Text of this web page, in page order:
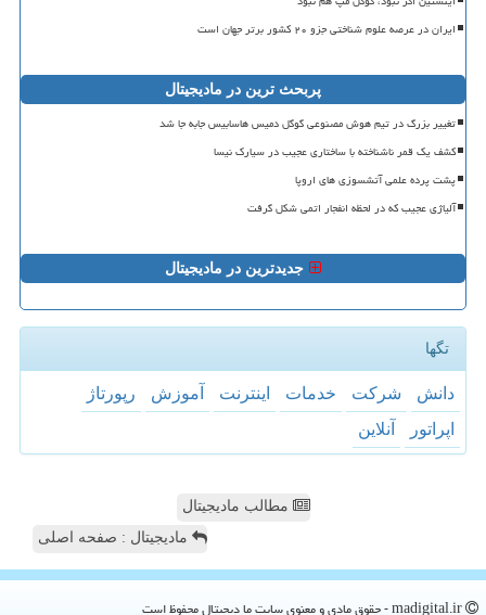
ایران در عرصه علوم شناختی جزو ۲۰ کشور برتر جهان است
پربحث ترین در مادیجیتال
تغییر بزرگ در تیم هوش مصنوعی گوگل دمیس هاسابیس جابه جا شد
کشف یک قمر ناشناخته با ساختاری عجیب در سیارک نیسا
پشت پرده علمی آتشسوزی های اروپا
آلیاژی عجیب که در لحظه انفجار اتمی شکل گرفت
جدیدترین در مادیجیتال
تگها
دانش شركت خدمات اینترنت آموزش
رپورتاژ
اپراتور
آنلاین
مطالب مادیجیتال
مادیجیتال : صفحه اصلی